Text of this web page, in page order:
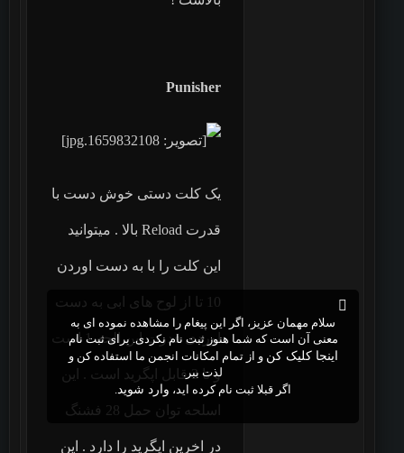
سلام مهمان عزیز، اگر این پیغام را مشاهده نموده ای به
معنی آن است که شما هنوز ثبت نام نکردی. برای ثبت نام
اینجا کلیک کن و از تمام امکانات انجمن ما استفاده کن و
لذت ببر.
اگر قبلا ثبت نام کرده اید، وارد شوید.
Punisher
یک کلت دستی خوش دست با
قدرت Reload بالا . میتوانید
این کلت را با به دست اوردن
10 تا از لوح های ابی به دست
اوردی قدرت این الحه 1 است
و تا 3 قابل اپگرید است . این
اسلحه توان حمل 28 فشنگ
در اخرین اپگرید را دارد . این